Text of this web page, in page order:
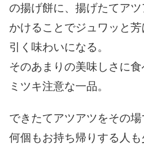
の揚げ餅に、揚げたてア
かけることでジュワッと
引く味わいになる。
そのあまりの美味しさに
ミツキ注意な一品。
できたてアツアツをその場
何個もお持ち帰りする人も